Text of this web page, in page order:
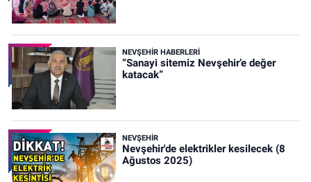
NEVŞEHIR HABERLERI
“Sanayi sitemiz Nevşehir’e değer
katacak”
NEVŞEHIR
Nevşehir'de elektrikler kesilecek (8
Ağustos 2025)